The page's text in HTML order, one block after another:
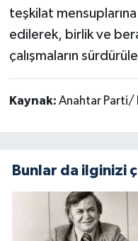
teşkilat
edilerek, birlik ve
çalışmaların
Kaynak: Anahtar Parti/
Bunlar da ilginizi